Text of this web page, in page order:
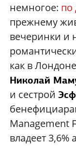
немногое:
прежнему
вечеринки и
как в
Николай
и сестрой
Management
владеет